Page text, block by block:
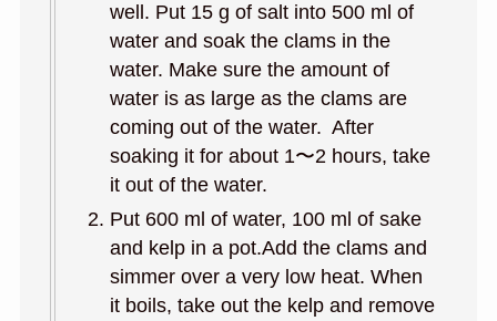
well. Put 15 g of salt into 500 ml of
water and soak the clams in the
water. Make sure the amount of
water is as large as the clams are
coming out of the water. After
soaking it for about 1〜2 hours, take
it out of the water.
Put 600 ml of water, 100 ml of sake
and kelp in a pot.Add the clams and
simmer over a very low heat. When
it boils, take out the kelp and remove